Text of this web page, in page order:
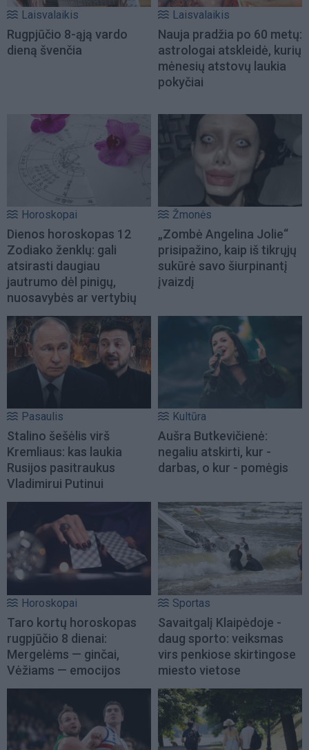
Laisvalaikis
Rugpjūčio 8-ąją vardo
dieną švenčia
Laisvalaikis
Nauja pradžia po 60 metų:
astrologai atskleidė, kurių
mėnesių atstovų laukia
pokyčiai
Horoskopai
Dienos horoskopas 12
Zodiako ženklų: gali
atsirasti daugiau
jautrumo dėl pinigų,
nuosavybės ar vertybių
Žmonės
„Zombė Angelina Jolie“
prisipažino, kaip iš tikrųjų
sukūrė savo šiurpinantį
įvaizdį
Pasaulis
Stalino šešėlis virš
Kremliaus: kas laukia
Rusijos pasitraukus
Vladimirui Putinui
Kultūra
Aušra Butkevičienė:
negaliu atskirti, kur -
darbas, o kur - pomėgis
Horoskopai
Taro kortų horoskopas
rugpjūčio 8 dienai:
Mergelėms — ginčai,
Vėžiams — emocijos
Sportas
Savaitgalį Klaipėdoje -
daug sporto: veiksmas
virs penkiose skirtingose
miesto vietose